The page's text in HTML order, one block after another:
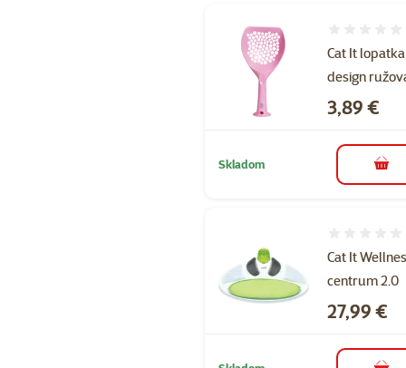
Cat It lopatka
design
Cena
3,89 €
Skladom do
Cat It
centrum 2.0
Cena
27,99 €